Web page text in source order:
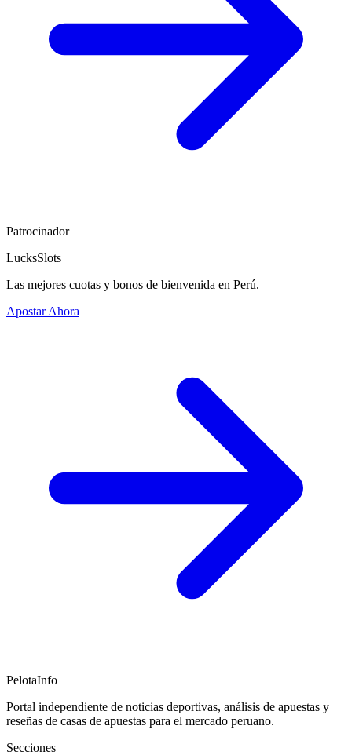
Patrocinador
LucksSlots
Las mejores cuotas y bonos de bienvenida en Perú.
Apostar Ahora
PelotaInfo
Portal independiente de noticias deportivas, análisis de apuestas y
reseñas de casas de apuestas para el mercado peruano.
Secciones